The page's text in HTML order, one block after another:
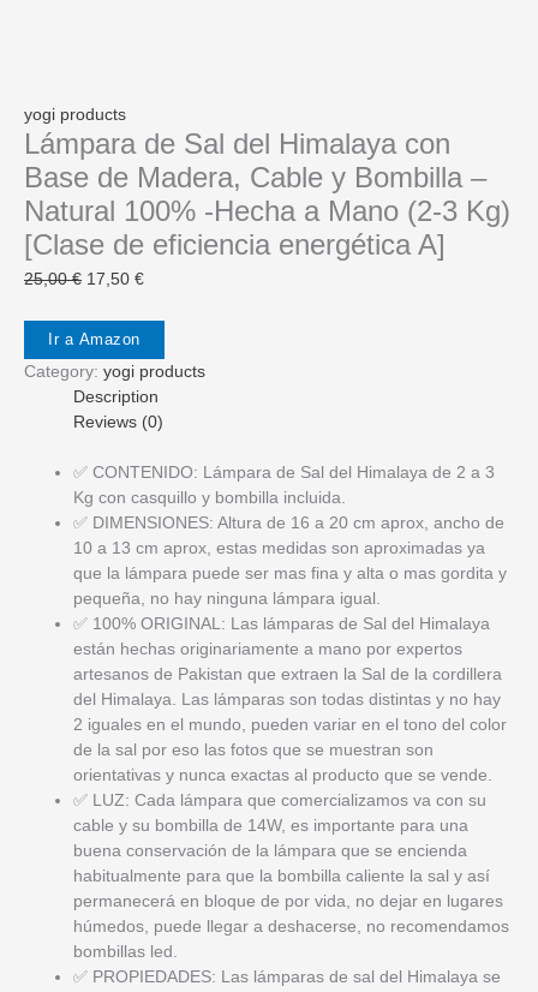
yogi products
Lámpara de Sal del Himalaya con
Base de Madera, Cable y Bombilla –
Natural 100% -Hecha a Mano (2-3 Kg)
[Clase de eficiencia energética A]
25,00€ Original
was:
17,50 €Current
Ir a Amazon
Category: yogi products
Description
Reviews (0)
✅ CONTENIDO: Lámpara de Sal del Himalaya de 2 a 3
Kg con casquillo y bombilla incluida.
✅ DIMENSIONES: Altura de 16 a 20 cm aprox, ancho de
10 a 13 cm aprox, estas medidas son aproximadas ya
que la lámpara puede ser mas fina y alta o mas gordita y
pequeña, no hay ninguna lámpara igual.
✅ 100% ORIGINAL: Las lámparas de Sal del Himalaya
están hechas originariamente a mano por expertos
artesanos de Pakistan que extraen la Sal de la cordillera
del Himalaya. Las lámparas son todas distintas y no hay
2 iguales en el mundo, pueden variar en el tono del color
de la sal por eso las fotos que se muestran son
orientativas y nunca exactas al producto que se vende.
✅ LUZ: Cada lámpara que comercializamos va con su
cable y su bombilla de 14W, es importante para una
buena conservación de la lámpara que se encienda
habitualmente para que la bombilla caliente la sal y así
permanecerá en bloque de por vida, no dejar en lugares
húmedos, puede llegar a deshacerse, no recomendamos
bombillas led.
✅ PROPIEDADES: Las lámparas de sal del Himalaya se